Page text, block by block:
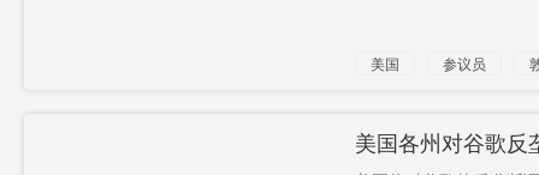
美国 参议员
美国各州对谷歌反